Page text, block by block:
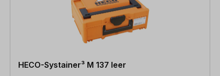
HECO-Systainer³ M 137 leer